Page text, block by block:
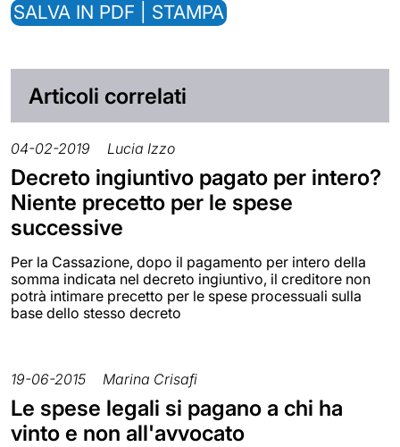
SALVA IN PDF | STAMPA
Articoli correlati
04-02-2019 Lucia Izzo
Decreto ingiuntivo pagato per intero?
Niente precetto per le spese
successive
Per la Cassazione, dopo il pagamento per intero della
somma indicata nel decreto ingiuntivo, il creditore non
potrà intimare precetto per le spese processuali sulla
base dello stesso decreto
19-06-2015 Marina Crisafi
Le spese legali si pagano a chi ha
vinto e non all'avvocato